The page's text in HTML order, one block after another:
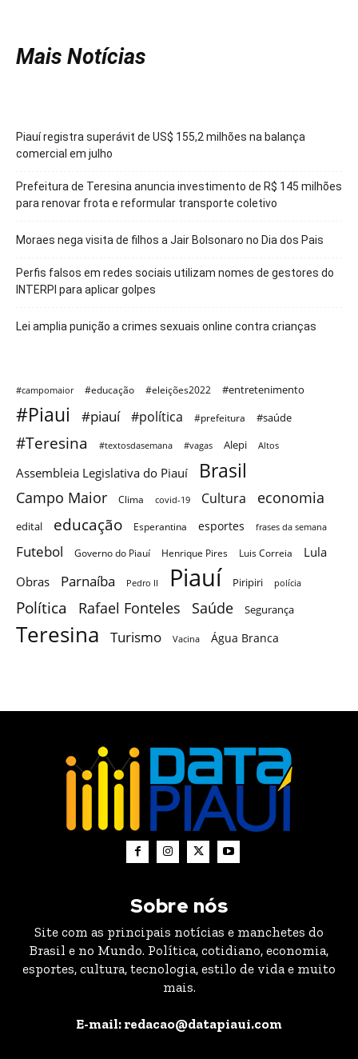
Mais Notícias
Piauí registra superávit de US$ 155,2 milhões na balança
comercial em julho
Prefeitura de Teresina anuncia investimento de R$ 145 milhões
para renovar frota e reformular transporte coletivo
Moraes nega visita de filhos a Jair Bolsonaro no Dia dos Pais
Perfis falsos em redes sociais utilizam nomes de gestores do
INTERPI para aplicar golpes
Lei amplia punição a crimes sexuais online contra crianças
#campomaior #educação #eleições2022 #entretenimento
#Piaui #piauí #política #prefeitura #saúde
#Teresina #textosdasemana #vagas Alepi Altos
Assembleia Legislativa do Piauí Brasil
Campo Maior Clima covid-19 Cultura economia
edital educação Esperantina esportes frases da semana
Futebol Governo do Piauí Henrique Pires Luis Correia
Lula
Obras
Parnaíba Pedro II Piauí Piripiri polícia
Política Rafael Fonteles Saúde Segurança
Teresina Turismo Vacina Água Branca
Sobre nós
Site com as principais notícias e manchetes do
Brasil e no Mundo. Política, cotidiano, economia,
esportes, cultura, tecnologia, estilo de vida e muito
mais.
E-mail: redacao@datapiaui.com